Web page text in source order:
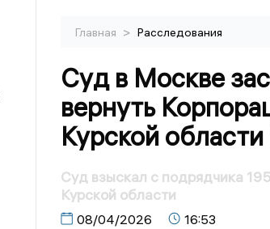
Главная > Расследования
Суд в Москве
вернуть
Курской
Суд взыскал с подрядчика
Курской области
08/04/2026 16:53